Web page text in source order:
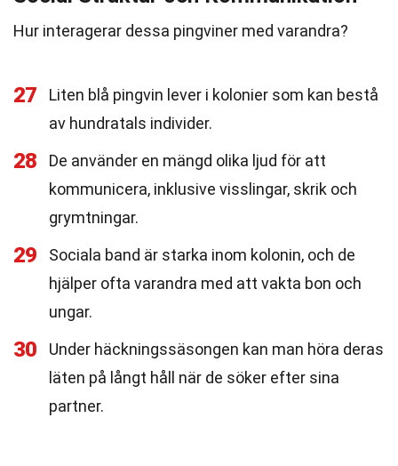
Hur interagerar dessa pingviner med varandra?
27
Liten blå pingvin lever i kolonier som kan bestå
av hundratals individer.
28
De använder en mängd olika ljud för att
kommunicera, inklusive visslingar, skrik och
grymtningar.
29
Sociala band är starka inom kolonin, och de
hjälper ofta varandra med att vakta bon och
ungar.
30
Under häckningssäsongen kan man höra deras
läten på långt håll när de söker efter sina
partner.